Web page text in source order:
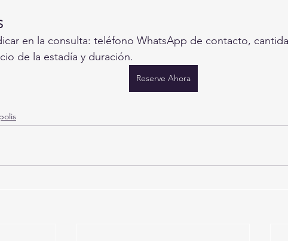
en la consulta: teléfono WhatsApp de contacto,
de la estadía y duración.
Reserve Ahora